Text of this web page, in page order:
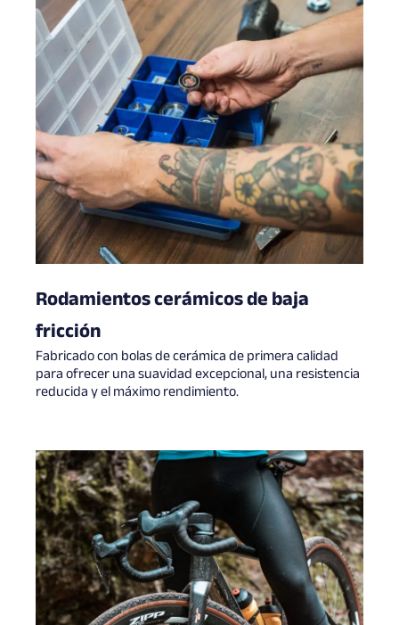
Rodamientos cerámicos de baja
fricción
Fabricado con bolas de cerámica de primera calidad
para ofrecer una suavidad excepcional, una resistencia
reducida y el máximo rendimiento.